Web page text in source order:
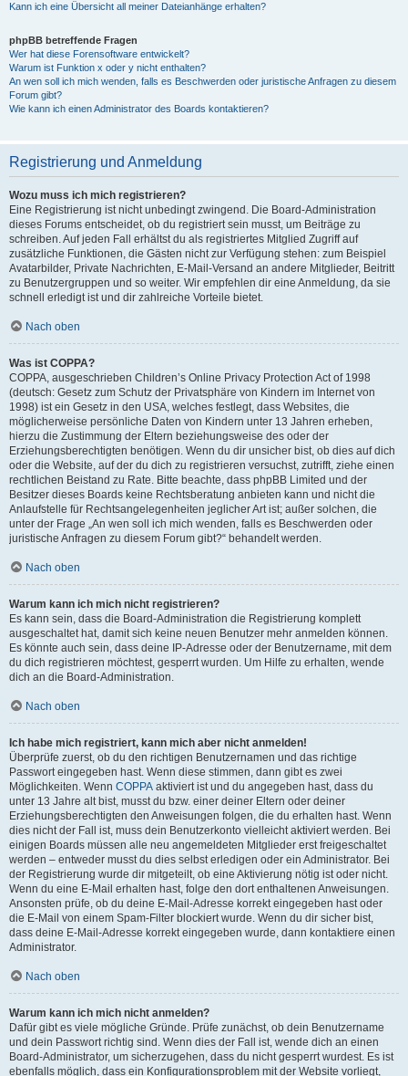
Kann ich eine Übersicht all meiner Dateianhänge erhalten?
phpBB betreffende Fragen
Wer hat diese Forensoftware entwickelt?
Warum ist Funktion x oder y nicht enthalten?
An wen soll ich mich wenden, falls es Beschwerden oder juristische Anfragen zu diesem
Forum gibt?
Wie kann ich einen Administrator des Boards kontaktieren?
Registrierung und Anmeldung
Wozu muss ich mich registrieren?
Eine Registrierung ist nicht unbedingt zwingend. Die Board-Administration
dieses Forums entscheidet, ob du registriert sein musst, um Beiträge zu
schreiben. Auf jeden Fall erhältst du als registriertes Mitglied Zugriff auf
zusätzliche Funktionen, die Gästen nicht zur Verfügung stehen: zum Beispiel
Avatarbilder, Private Nachrichten, E-Mail-Versand an andere Mitglieder, Beitritt
zu Benutzergruppen und so weiter. Wir empfehlen dir eine Anmeldung, da sie
schnell erledigt ist und dir zahlreiche Vorteile bietet.
Nach oben
Was ist COPPA?
COPPA, ausgeschrieben Children’s Online Privacy Protection Act of 1998
(deutsch: Gesetz zum Schutz der Privatsphäre von Kindern im Internet von
1998) ist ein Gesetz in den USA, welches festlegt, dass Websites, die
möglicherweise persönliche Daten von Kindern unter 13 Jahren erheben,
hierzu die Zustimmung der Eltern beziehungsweise des oder der
Erziehungsberechtigten benötigen. Wenn du dir unsicher bist, ob dies auf dich
oder die Website, auf der du dich zu registrieren versuchst, zutrifft, ziehe einen
rechtlichen Beistand zu Rate. Bitte beachte, dass phpBB Limited und der
Besitzer dieses Boards keine Rechtsberatung anbieten kann und nicht die
Anlaufstelle für Rechtsangelegenheiten jeglicher Art ist; außer solchen, die
unter der Frage „An wen soll ich mich wenden, falls es Beschwerden oder
juristische Anfragen zu diesem Forum gibt?“ behandelt werden.
Nach oben
Warum kann ich mich nicht registrieren?
Es kann sein, dass die Board-Administration die Registrierung komplett
ausgeschaltet hat, damit sich keine neuen Benutzer mehr anmelden können.
Es könnte auch sein, dass deine IP-Adresse oder der Benutzername, mit dem
du dich registrieren möchtest, gesperrt wurden. Um Hilfe zu erhalten, wende
dich an die Board-Administration.
Nach oben
Ich habe mich registriert, kann mich aber nicht anmelden!
Überprüfe zuerst, ob du den richtigen Benutzernamen und das richtige
Passwort eingegeben hast. Wenn diese stimmen, dann gibt es zwei
Möglichkeiten. Wenn COPPA aktiviert ist und du angegeben hast, dass du
unter 13 Jahre alt bist, musst du bzw. einer deiner Eltern oder deiner
Erziehungsberechtigten den Anweisungen folgen, die du erhalten hast. Wenn
dies nicht der Fall ist, muss dein Benutzerkonto vielleicht aktiviert werden. Bei
einigen Boards müssen alle neu angemeldeten Mitglieder erst freigeschaltet
werden – entweder musst du dies selbst erledigen oder ein Administrator. Bei
der Registrierung wurde dir mitgeteilt, ob eine Aktivierung nötig ist oder nicht.
Wenn du eine E-Mail erhalten hast, folge den dort enthaltenen Anweisungen.
Ansonsten prüfe, ob du deine E-Mail-Adresse korrekt eingegeben hast oder
die E-Mail von einem Spam-Filter blockiert wurde. Wenn du dir sicher bist,
dass deine E-Mail-Adresse korrekt eingegeben wurde, dann kontaktiere einen
Administrator.
Nach oben
Warum kann ich mich nicht anmelden?
Dafür gibt es viele mögliche Gründe. Prüfe zunächst, ob dein Benutzername
und dein Passwort richtig sind. Wenn dies der Fall ist, wende dich an einen
Board-Administrator, um sicherzugehen, dass du nicht gesperrt wurdest. Es ist
ebenfalls möglich, dass ein Konfigurationsproblem mit der Website vorliegt,